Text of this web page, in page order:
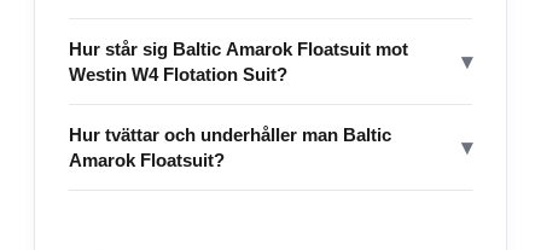
Hur står sig Baltic Amarok Floatsuit mot
Westin W4 Flotation Suit?
▾
Hur tvättar och underhåller man Baltic
Amarok Floatsuit?
▾